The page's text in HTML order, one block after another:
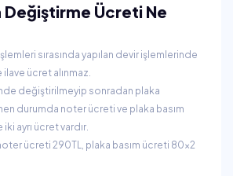
Değiştirme Ücreti Ne
sırasında yapılan devir işlemlerinde
ücret alınmaz.
değiştirilmeyip sonradan plaka
durumda noter ücreti ve plaka basım
ayrı ücret vardır.
ücreti 290TL, plaka basım ücreti 80x2